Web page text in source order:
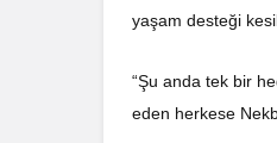
yaşam desteği
“Şu anda tek bir
eden herkese